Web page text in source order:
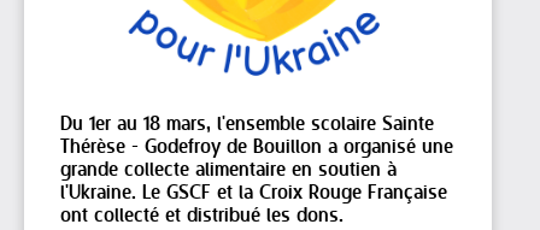
Du 1er au 18 mars, l'ensemble scolaire Sainte
Thérèse - Godefroy de Bouillon a organisé une
grande collecte alimentaire en soutien à
l'Ukraine. Le GSCF et la Croix Rouge Française
ont collecté et distribué les dons.